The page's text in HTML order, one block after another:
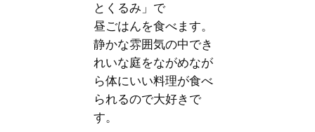
とくるみ」で
昼ごはんを食べます。
静かな雰囲気の中でき
れいな庭をながめなが
ら体にいい料理が食べ
られるので大好きで
す。